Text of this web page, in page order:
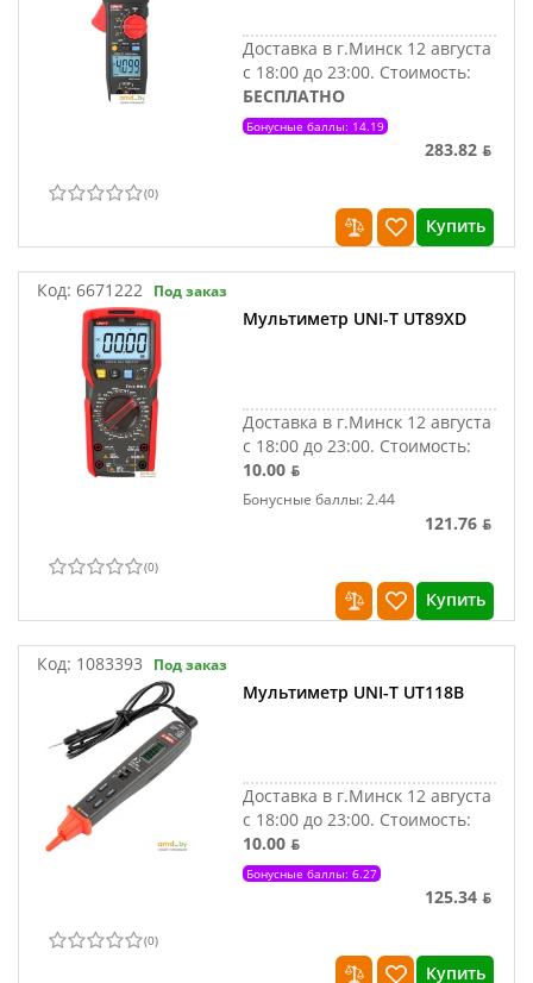
Доставка в г.Минск 12 августа
с 18:00 до 23:00. Стоимость:
БЕСПЛАТНО
Бонусные баллы: 14.19
283.82 ƃ
(0)
Купить
Код: 6671222 Под заказ
Мультиметр UNI-T UT89XD
Доставка в г.Минск 12 августа
с 18:00 до 23:00. Стоимость:
10.00 ƃ
Бонусные баллы: 2.44
121.76 ƃ
(0)
Купить
Код: 1083393 Под заказ
Мультиметр UNI-T UT118B
Доставка в г.Минск 12 августа
с 18:00 до 23:00. Стоимость:
10.00 ƃ
Бонусные баллы: 6.27
125.34 ƃ
(0)
Купить